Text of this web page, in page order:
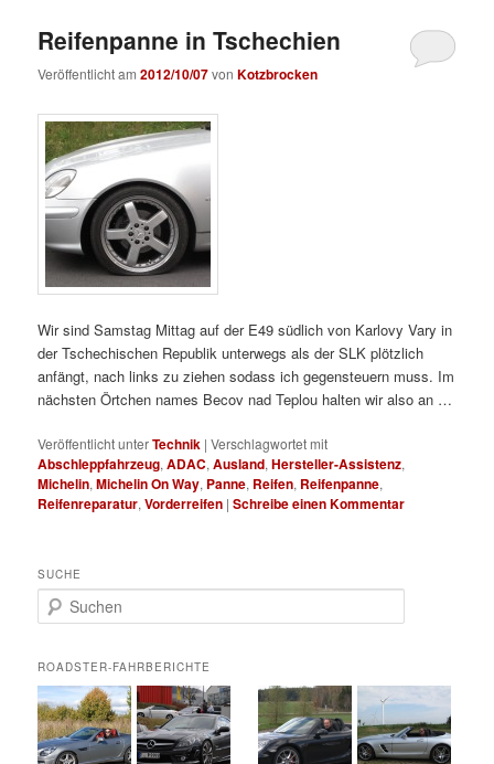
Reifenpanne in Tschechien
Veröffentlicht am2012/10/07vonKotzbrocken
Wir sind Samstag Mittag auf der E49 südlich von Karlovy Vary in
der Tschechischen Republik unterwegs als der SLK plötzlich
anfängt, nach links zu ziehen sodass ich gegensteuern muss. Im
nächsten Örtchen names Becov nad Teplou halten wir also an …
Veröffentlicht unterTechnik |Verschlagwortet mit
Abschleppfahrzeug,ADAC,Ausland,Hersteller-Assistenz,
Michelin,Michelin On Way, Panne, Reifen, Reifenpanne,
Reifenreparatur,Vorderreifen |Schreibe einen Kommentar
SUCHE
u
h
e
n
ROADSTER-FAHRBERICHTE